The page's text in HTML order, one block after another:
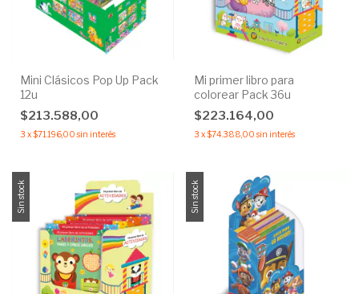
Mini Clásicos Pop Up Pack
12u
$213.588,00
3 x$71.196,00 sin interés
Mi primer libro para
colorear Pack 36u
$223.164,00
3 x$74.388,00 sin interés
Sin stock Sin stock